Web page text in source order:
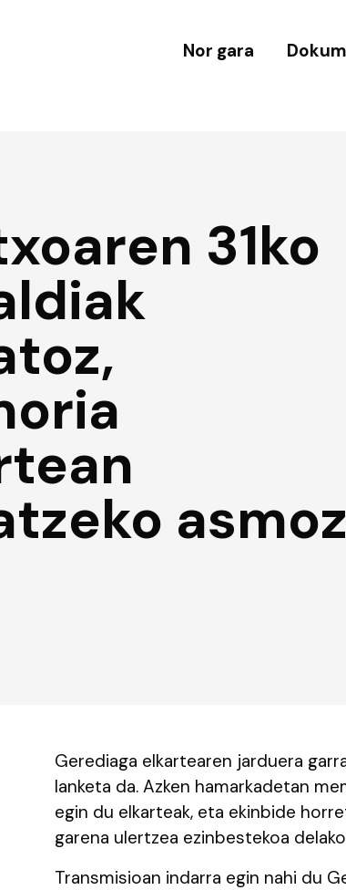
Nor gara
31ko
asmoz
Gerediaga elkartearen jarduera
lanketa da. Azken hamarkadetan
egin du elkarteak, eta ekinbide
garena ulertzea ezinbestekoa
Transmisioan indarra egin nahi du